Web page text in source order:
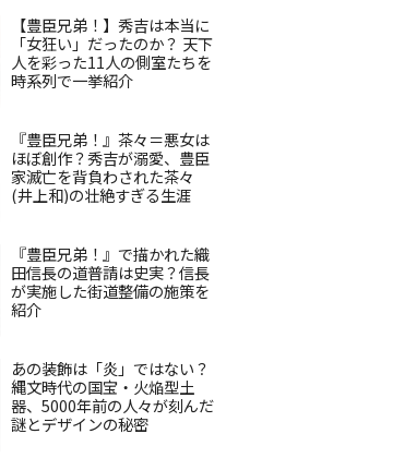
【豊臣兄弟！】秀吉は本当に
「女狂い」だったのか？ 天下
人を彩った11人の側室たちを
時系列で一挙紹介
『豊臣兄弟！』茶々＝悪女は
ほぼ創作？秀吉が溺愛、豊臣
家滅亡を背負わされた茶々
(井上和)の壮絶すぎる生涯
『豊臣兄弟！』で描かれた織
田信長の道普請は史実？信長
が実施した街道整備の施策を
紹介
あの装飾は「炎」ではない？
縄文時代の国宝・火焔型土
器、5000年前の人々が刻んだ
謎とデザインの秘密